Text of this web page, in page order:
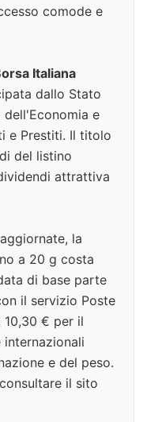
comode e
Italiana
dallo Stato
e
e Prestiti. Il titolo
del listino
attrattiva
la
a 20 g costa
di base parte
il servizio Poste
€ per il
e del peso.
il sito